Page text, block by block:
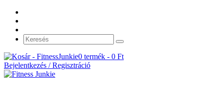
0 termék - 0 Ft
Bejelentkezés / Regisztráció